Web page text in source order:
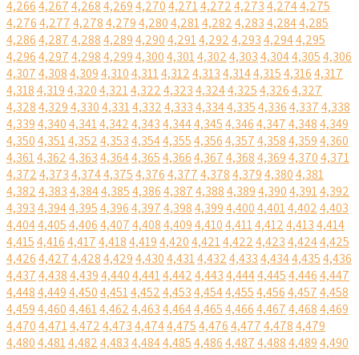
4,2664,2674,2684,2694,2704,2714,2724,2734,2744,275
4,2764,2774,2784,2794,2804,2814,2824,2834,2844,285
4,2864,2874,2884,2894,2904,2914,2924,2934,2944,295
4,2964,2974,2984,2994,3004,3014,3024,3034,3044,3054,306
4,3074,3084,3094,3104,3114,3124,3134,3144,3154,3164,317
4,3184,3194,3204,3214,3224,3234,3244,3254,3264,327
4,3284,3294,3304,3314,3324,3334,3344,3354,3364,3374,338
4,3394,3404,3414,3424,3434,3444,3454,3464,3474,3484,349
4,3504,3514,3524,3534,3544,3554,3564,3574,3584,3594,360
4,3614,3624,3634,3644,3654,3664,3674,3684,3694,3704,371
4,3724,3734,3744,3754,3764,3774,3784,3794,3804,381
4,3824,3834,3844,3854,3864,3874,3884,3894,3904,3914,392
4,3934,3944,3954,3964,3974,3984,3994,4004,4014,4024,403
4,4044,4054,4064,4074,4084,4094,4104,4114,4124,4134,414
4,4154,4164,4174,4184,4194,4204,4214,4224,4234,4244,425
4,4264,4274,4284,4294,4304,4314,4324,4334,4344,4354,436
4,4374,4384,4394,4404,4414,4424,4434,4444,4454,4464,447
4,4484,4494,4504,4514,4524,4534,4544,4554,4564,4574,458
4,4594,4604,4614,4624,4634,4644,4654,4664,4674,4684,469
4,4704,4714,4724,4734,4744,4754,4764,4774,4784,479
4,4804,4814,4824,4834,4844,4854,4864,4874,4884,4894,490